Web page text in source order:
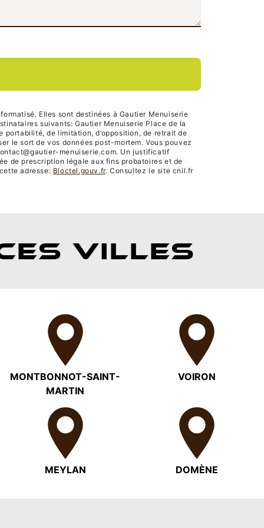
Elles sont destinées à Gautier Menuiserie
suivants: Gautier Menuiserie Place de la
portabilité, de limitation, d’opposition, de retrait de
le sort de vos données post-mortem. Vous pouvez
menuiserie.com. Un justificatif
de prescription légale aux fins probatoires et de
adresse: Bloctel.gouv.fr. Consultez le site cnil.fr
VILLES
MONTBONNOT-SAINT-
MARTIN
VOIRON
MEYLAN DOMÈNE